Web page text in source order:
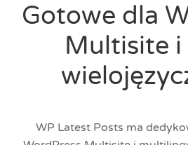
Gotowe dla
Multisite i
WP Latest Posts ma